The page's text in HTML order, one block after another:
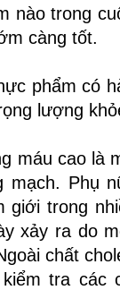
nào trong
càng tốt.
phẩm có
lượng
máu cao là
mạch. Phụ
giới trong
xảy ra do
chất
tra các